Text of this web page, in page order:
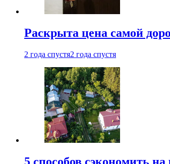
Раскрыта цена самой
2 года спустя2 года спустя